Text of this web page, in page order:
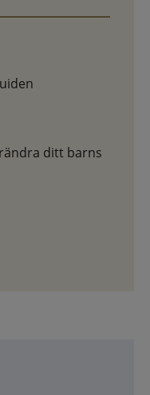
ditt barns